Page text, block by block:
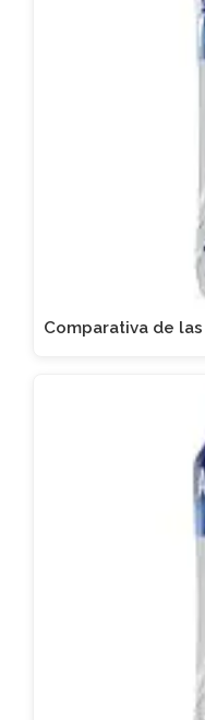
Comparativa de